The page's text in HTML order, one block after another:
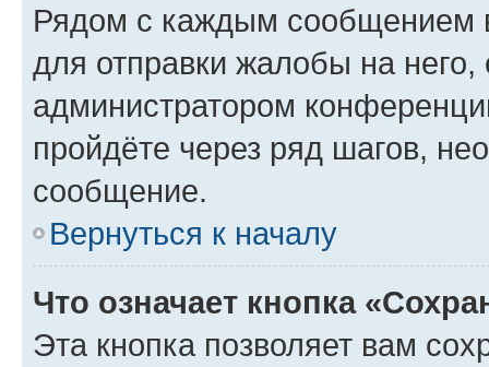
Рядом с каждым сообщением
для отправки жалобы на
администратором
пройдёте через ряд шагов,
сообщение.
Вернуться к началу
Что означает кнопка
Эта кнопка позволяет вам